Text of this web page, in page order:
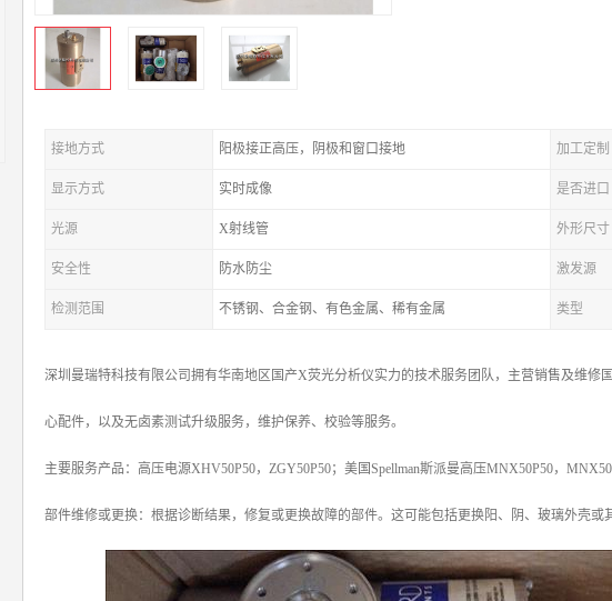
接地方式 阳极接正高压，阴极和窗口接地 加工定制
显示方式 实时成像 是否进口
光源 X射线管 外形尺寸
安全性 防水防尘 激发源
检测范围 不锈钢、合金钢、有色金属、稀有金属 类型
深圳曼瑞特科技有限公司拥有华南地区国产X荧光分析仪实力的技术服务团队，主营销售及维
心配件，以及无卤素测试升级服务，维护保养、校验等服务。
主要服务产品：高压电源XHV50P50，ZGY50P50；美国Spellman斯派曼高压MNX50P50，
部件维修或更换：根据诊断结果，修复或更换故障的部件。这可能包括更换阳、阴、玻璃外壳或